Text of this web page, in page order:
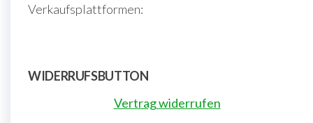
Verkaufsplattformen:
WIDERRUFSBUTTON
Vertrag widerrufen